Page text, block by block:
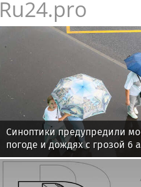
Ru24.pro
Синоптики предупредили
погоде и дождях с грозой 6